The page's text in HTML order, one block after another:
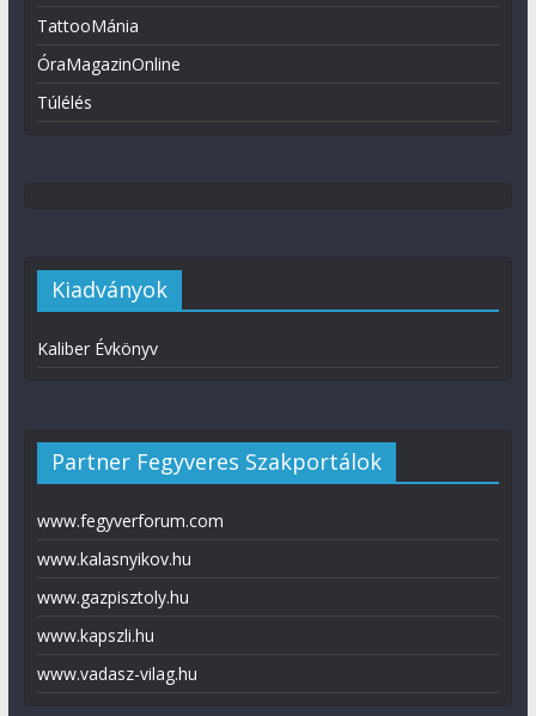
TattooMánia
ÓraMagazinOnline
Túlélés
Kiadványok
Kaliber Évkönyv
Partner Fegyveres Szakportálok
www.fegyverforum.com
www.kalasnyikov.hu
www.gazpisztoly.hu
www.kapszli.hu
www.vadasz-vilag.hu